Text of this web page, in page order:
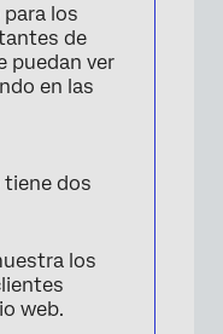
para los
de
puedan ver
en las
tiene dos
los
web.